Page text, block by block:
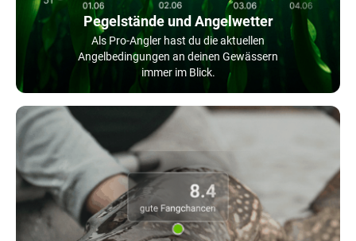
Pegelstände und Angelwetter
Als Pro-Angler hast du die aktuellen
Angelbedingungen an deinen Gewässern
immer im Blick.